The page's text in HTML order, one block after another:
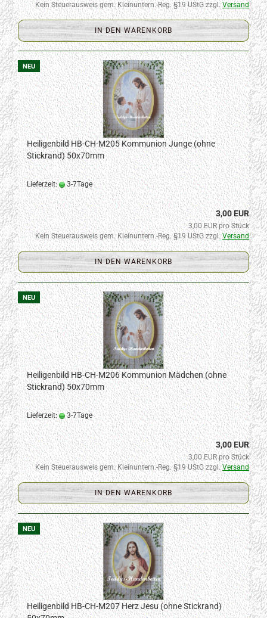
Kein Steuerausweis gem. Kleinuntern.-Reg. §19 UStG zzgl.Versand
IN DEN WARENKORB
NEU
Heiligenbild HB-CH-M205 Kommunion Junge (ohne
Stickrand) 50x70mm
Lieferzeit: 3-7Tage
3,00 EUR
3,00 EUR pro Stück
Kein Steuerausweis gem. Kleinuntern.-Reg. §19 UStG zzgl.Versand
IN DEN WARENKORB
NEU
Heiligenbild HB-CH-M206 Kommunion Mädchen (ohne
Stickrand) 50x70mm
Lieferzeit: 3-7Tage
3,00 EUR
3,00 EUR pro Stück
Kein Steuerausweis gem. Kleinuntern.-Reg. §19 UStG zzgl.Versand
IN DEN WARENKORB
NEU
Heiligenbild HB-CH-M207 Herz Jesu (ohne Stickrand)